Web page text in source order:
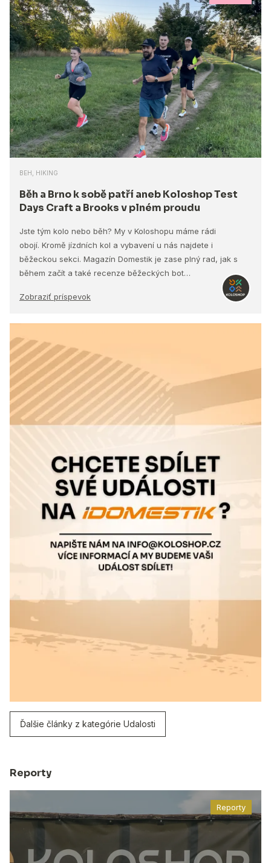
BEH, HIKING
Běh a Brno k sobě patří aneb Koloshop Test
Days Craft a Brooks v plném proudu
Jste tým kolo nebo běh? My v Koloshopu máme rádi
obojí. Kromě jízdních kol a vybavení u nás najdete i
běžeckou sekci. Magazín Domestik je zase plný rad, jak s
během začít a také recenze běžeckých bot…
Zobraziť príspevok
Ďalšie články z kategórie Udalosti
Reporty
Reporty